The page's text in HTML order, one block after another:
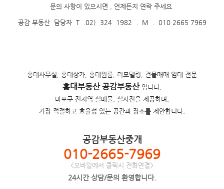
문의 사항이 있으시면 , 언제든지 연락 주세요
공감 부동산 담당자 T .02) 324 1982 . M . 010 2665 7969
홍대사무실, 홍대상가, 홍대원룸, 리모델링, 건물매매 임대 전문
홍대부동산 공감부동산입니다.
마포구 전지역 실매물, 실사진을 제공하며,
가장 적절하고 효율성 있는 공간과 장소를 제안합니다.
공감부동산중개
010-2665-7969
<모바일에서 클릭시 전화연결>
24시간 상담/문의 환영합니다.